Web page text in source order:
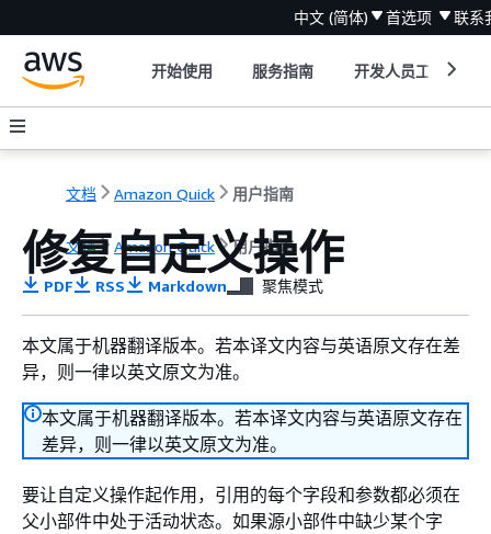
中文 (简体) 首选项 联系
开始使用 服务指南 开发人员工具
文档 Amazon Quick 用户指南
文档 Amazon Quick 用户指南
修复自定义操作
PDF RSS Markdown 聚焦模式
本文属于机器翻译版本。若本译文内容与英语原文存在差
异，则一律以英文原文为准。
本文属于机器翻译版本。若本译文内容与英语原文存在
差异，则一律以英文原文为准。
要让自定义操作起作用，引用的每个字段和参数都必须在
父小部件中处于活动状态。如果源小部件中缺少某个字